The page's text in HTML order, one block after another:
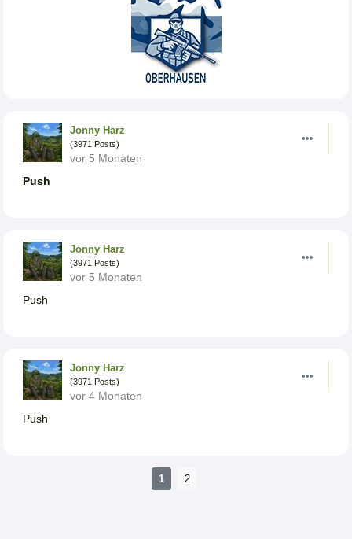
Jonny Harz
(3971 Posts)
vor 5 Monaten
Push
Jonny Harz
(3971 Posts)
vor 5 Monaten
Push
Jonny Harz
(3971 Posts)
vor 4 Monaten
Push
1 2